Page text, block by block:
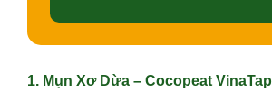
1. Mụn Xơ Dừa – Cocopeat VinaTap